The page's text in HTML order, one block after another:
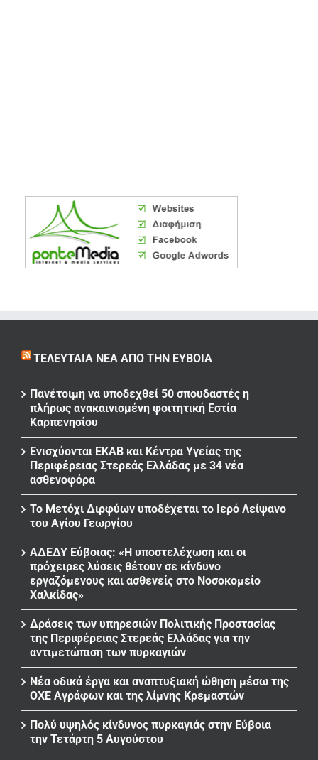
ΤΕΛΕΥΤΑΊΑ ΝΈΑ ΑΠΌ ΤΗΝ ΕΎΒΟΙΑ
Πανέτοιμη να υποδεχθεί 50 σπουδαστές η
πλήρως ανακαινισμένη φοιτητική Εστία
Καρπενησίου
Ενισχύονται ΕΚΑΒ και Κέντρα Υγείας της
Περιφέρειας Στερεάς Ελλάδας με 34 νέα
ασθενοφόρα
Το Μετόχι Διρφύων υποδέχεται το Ιερό Λείψανο
του Αγίου Γεωργίου
ΑΔΕΔΥ Εύβοιας: «Η υποστελέχωση και οι
πρόχειρες λύσεις θέτουν σε κίνδυνο
εργαζόμενους και ασθενείς στο Νοσοκομείο
Χαλκίδας»
Δράσεις των υπηρεσιών Πολιτικής Προστασίας
της Περιφέρειας Στερεάς Ελλάδας για την
αντιμετώπιση των πυρκαγιών
Νέα οδικά έργα και αναπτυξιακή ώθηση μέσω της
ΟΧΕ Αγράφων και της λίμνης Κρεμαστών
Πολύ υψηλός κίνδυνος πυρκαγιάς στην Εύβοια
την Τετάρτη 5 Αυγούστου